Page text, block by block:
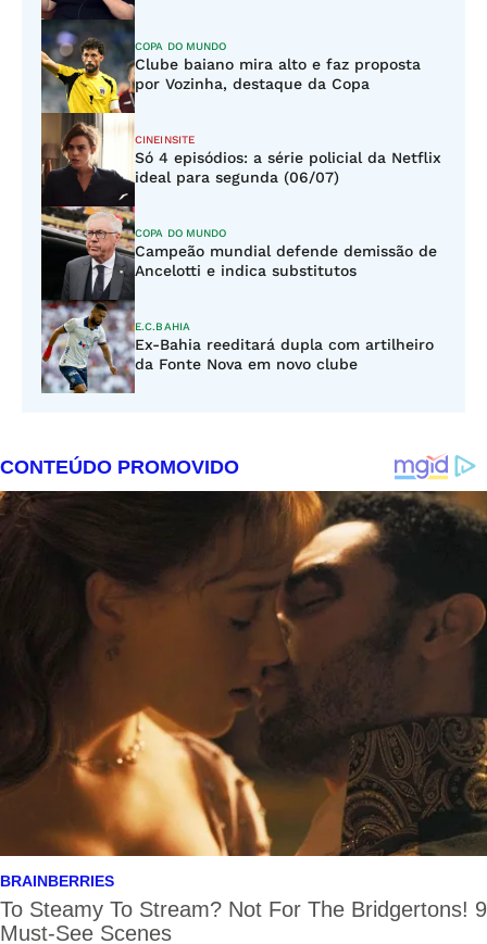
COPA DO MUNDO
Clube baiano mira alto e faz proposta
por Vozinha, destaque da Copa
CINEINSITE
Só 4 episódios: a série policial da Netflix
ideal para segunda (06/07)
COPA DO MUNDO
Campeão mundial defende demissão de
Ancelotti e indica substitutos
E.C.BAHIA
Ex-Bahia reeditará dupla com artilheiro
da Fonte Nova em novo clube